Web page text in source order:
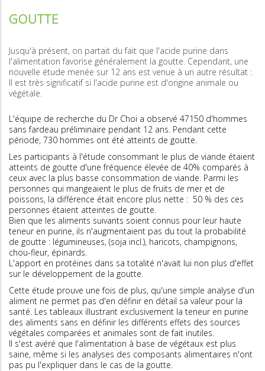
GOUTTE
Jusqu'à présent, on partait du fait que l'acide purine dans
l'alimentation favorise généralement la goutte. Cependant, une
nouvelle étude menée sur 12 ans est venue à un autre résultat :
Il est très significatif si l'acide purine est d'origine animale ou
végétale.
L'équipe de recherche du Dr Choi a observé 47150 d'hommes
sans fardeau préliminaire pendant 12 ans. Pendant cette
période, 730 hommes ont été atteints de goutte.
Les participants à l'étude consommant le plus de viande étaient
atteints de goutte d'une fréquence élevée de 40% comparés à
ceux avec la plus basse consommation de viande. Parmi les
personnes qui mangeaient le plus de fruits de mer et de
poissons, la différence était encore plus nette : 50 % des ces
personnes étaient atteintes de goutte.
Bien que les aliments suivants soient connus pour leur haute
teneur en purine, ils n'augmentaient pas du tout la probabilité
de goutte : légumineuses, (soja incl.), haricots, champignons,
chou-fleur, épinards.
L'apport en protéines dans sa totalité n'avait lui non plus d'effet
sur le développement de la goutte.
Cette étude prouve une fois de plus, qu'une simple analyse d'un
aliment ne permet pas d'en définir en détail sa valeur pour la
santé. Les tableaux illustrant exclusivement la teneur en purine
des aliments sans en définir les différents effets des sources
végétales comparées et animales sont de fait inutiles.
Il s'est avéré que l'alimentation à base de végétaux est plus
saine, même si les analyses des composants alimentaires n'ont
pas pu l'expliquer dans le cas de la goutte.